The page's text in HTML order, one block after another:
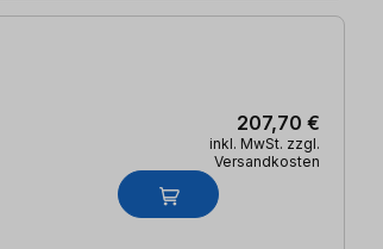
207,70 €
inkl. MwSt. zzgl.
Versandkosten